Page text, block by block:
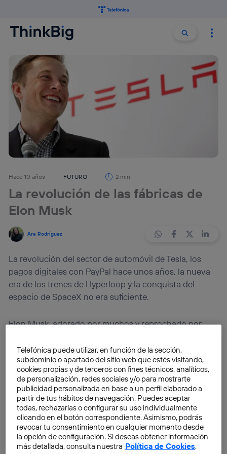
Buscar
Hace 10 años FUTURO 2 min
La revolución de las fábricas de
Elon Musk
Ara Rodríguez
La revolución del sector de automóvil de Tesla, los
pagos digitales con PayPal hace unos años, la nueva
era de los trenes de Hyperloop y la conquista del
espacio de SpaceX no era suficiente.
Elon Musk, adorado por muchos y reprochado por
cada sector en el que tenga un mínimo de interés. Ya
sea personal o financiero.
Su nuevo objetivo en este momento no pasa por un
medio de transporte, porque de hecho le quedan
pocos que traer a pleno siglo XXI, sino por algo
mucho más básico y sencillo:las fábricas.Se ha
referido, concretamente, a las fábricas americanas,
pero realmente quería abarcar a las de todo el mundo.
Telefónica puede utilizar, en función de la sección,
subdominio o apartado del sitio web que estés visitando,
cookies propias y de terceros con fines técnicos, analíticos,
de personalización, redes sociales y/o para mostrarte
publicidad personalizada en base a un perfil elaborado a
partir de tus hábitos de navegación. Puedes aceptar
todas, rechazarlas o configurar su uso individualmente
clicando en el botón correspondiente. Asimismo, podrás
revocar tu consentimiento en cualquier momento desde
la opción de configuración. Si deseas obtener información
más detallada, consulta nuestra Política de Cookies.